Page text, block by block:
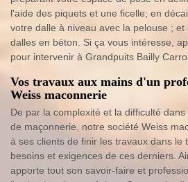
l'aide des piquets et une ficelle; en
votre dalle à niveau avec la pelouse ;
dalles en béton. Si ça vous intéresse,
pour intervenir à Grandpuits Bailly
Vos travaux aux mains d'un
Weiss maconnerie
De par la complexité et la difficulté
de maçonnerie, notre société Weiss
à ses clients de finir les travaux dans le
besoins et exigences de ces derniers.
apporte tout son savoir-faire et